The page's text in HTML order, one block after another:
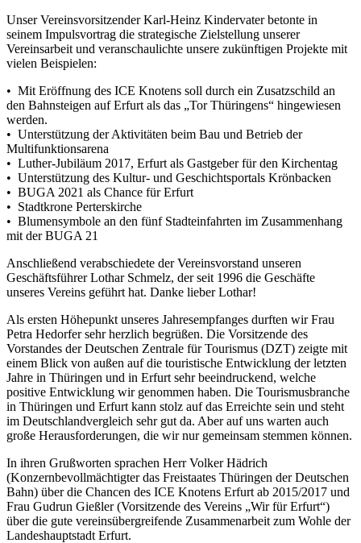
Unser Vereinsvorsitzender Karl-Heinz Kindervater betonte in
seinem Impulsvortrag die strategische Zielstellung unserer
Vereinsarbeit und veranschaulichte unsere zukünftigen Projekte mit
vielen Beispielen:
• Mit Eröffnung des ICE Knotens soll durch ein Zusatzschild an
den Bahnsteigen auf Erfurt als das „Tor Thüringens“ hingewiesen
werden.
• Unterstützung der Aktivitäten beim Bau und Betrieb der
Multifunktionsarena
• Luther-Jubiläum 2017, Erfurt als Gastgeber für den Kirchentag
• Unterstützung des Kultur- und Geschichtsportals Krönbacken
• BUGA 2021 als Chance für Erfurt
• Stadtkrone Perterskirche
• Blumensymbole an den fünf Stadteinfahrten im Zusammenhang
mit der BUGA 21
Anschließend verabschiedete der Vereinsvorstand unseren
Geschäftsführer Lothar Schmelz, der seit 1996 die Geschäfte
unseres Vereins geführt hat. Danke lieber Lothar!
Als ersten Höhepunkt unseres Jahresempfanges durften wir Frau
Petra Hedorfer sehr herzlich begrüßen. Die Vorsitzende des
Vorstandes der Deutschen Zentrale für Tourismus (DZT) zeigte mit
einem Blick von außen auf die touristische Entwicklung der letzten
Jahre in Thüringen und in Erfurt sehr beeindruckend, welche
positive Entwicklung wir genommen haben. Die Tourismusbranche
in Thüringen und Erfurt kann stolz auf das Erreichte sein und steht
im Deutschlandvergleich sehr gut da. Aber auf uns warten auch
große Herausforderungen, die wir nur gemeinsam stemmen können.
In ihren Grußworten sprachen Herr Volker Hädrich
(Konzernbevollmächtigter das Freistaates Thüringen der Deutschen
Bahn) über die Chancen des ICE Knotens Erfurt ab 2015/2017 und
Frau Gudrun Gießler (Vorsitzende des Vereins „Wir für Erfurt“)
über die gute vereinsübergreifende Zusammenarbeit zum Wohle der
Landeshauptstadt Erfurt.